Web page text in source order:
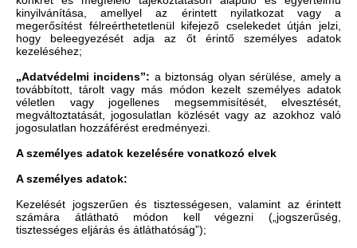
kinyilvánítása, amellyel az érintett nyilatkozat vagy a
megerősítést félreérthetetlenül kifejező cselekedet útján jelzi,
hogy beleegyezését adja az őt érintő személyes adatok
kezeléséhez;
„Adatvédelmi incidens”: a biztonság olyan sérülése, amely a
továbbított, tárolt vagy más módon kezelt személyes adatok
véletlen vagy jogellenes megsemmisítését, elvesztését,
megváltoztatását, jogosulatlan közlését vagy az azokhoz való
jogosulatlan hozzáférést eredményezi.
A személyes adatok kezelésére vonatkozó elvek
A személyes adatok:
Kezelését jogszerűen és tisztességesen, valamint az érintett
számára átlátható módon kell végezni („jogszerűség,
tisztességes eljárás és átláthatóság”);